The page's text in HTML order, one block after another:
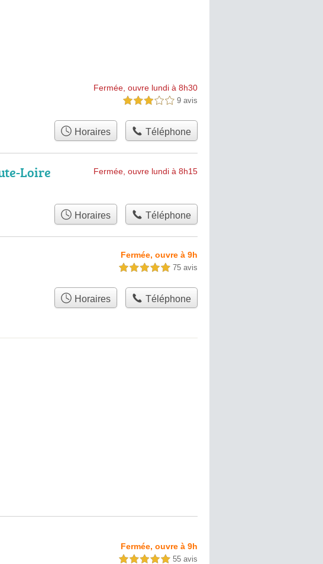
Fermée, ouvre lundi à 8h30
3,0 étoiles sur 5 9 avis
Horaires Téléphone
Loire Fermée, ouvre lundi à 8h15
Horaires Téléphone
Fermée, ouvre à 9h
5,0 étoiles sur 5 75 avis
Horaires Téléphone
Fermée, ouvre à 9h
5,0 étoiles sur 5 55 avis